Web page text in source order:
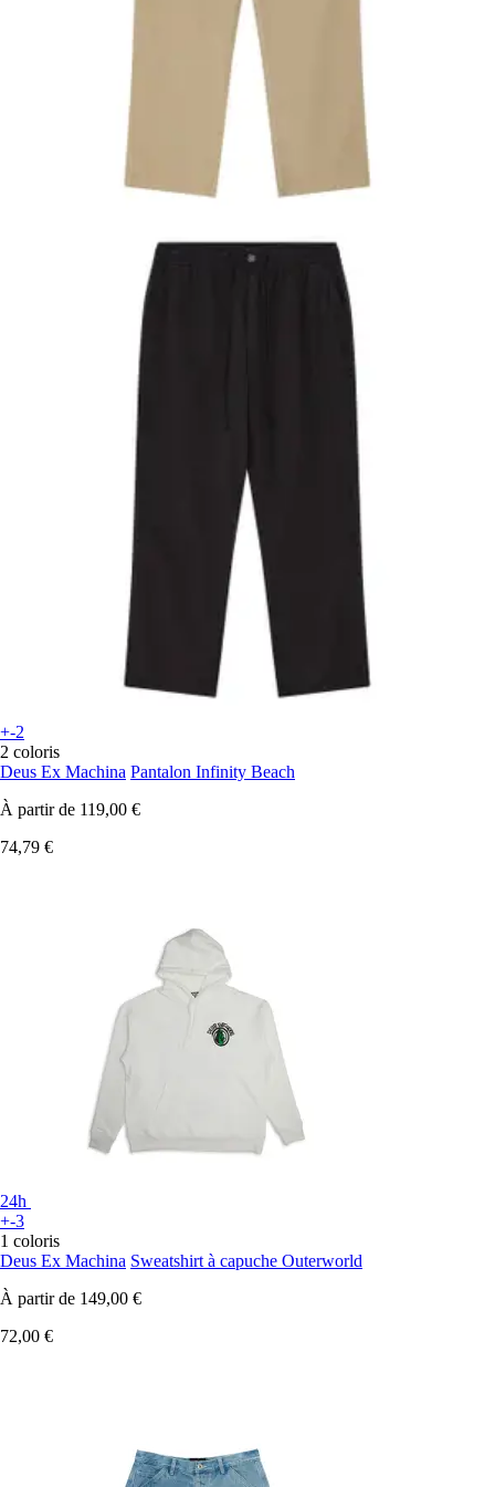
+-2
2 coloris
Deus Ex Machina Pantalon Infinity Beach
À partir de 119,00 €
74,79 €
24h
+-3
1 coloris
Deus Ex Machina Sweatshirt à capuche Outerworld
À partir de 149,00 €
72,00 €